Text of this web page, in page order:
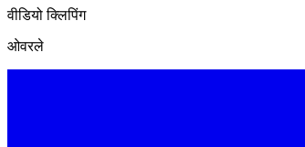
वीडियो क्लिपिंग
ओवरले